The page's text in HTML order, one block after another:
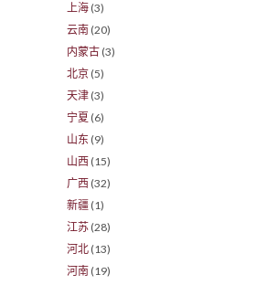
上海 (3)
云南 (20)
内蒙古 (3)
北京 (5)
天津 (3)
宁夏 (6)
山东 (9)
山西 (15)
广西 (32)
新疆 (1)
江苏 (28)
河北 (13)
河南 (19)